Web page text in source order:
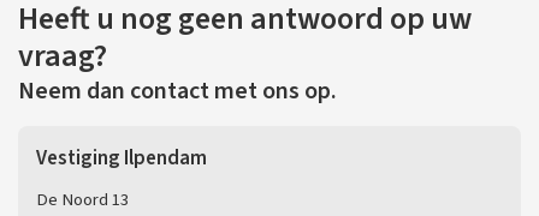
Heeft u nog geen antwoord op uw
vraag?
Neem dan contact met ons op.
Vestiging Ilpendam
De Noord 13